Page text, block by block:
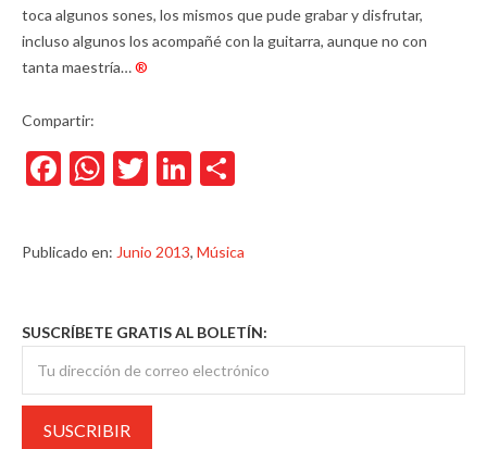
toca algunos sones, los mismos que pude grabar y disfrutar,
incluso algunos los acompañé con la guitarra, aunque no con
tanta maestría…®
Compartir:
Facebook
WhatsApp
TwitterLinkedIn
Publicado en: Junio 2013, Música
SUSCRÍBETE GRATIS AL BOLETÍN: